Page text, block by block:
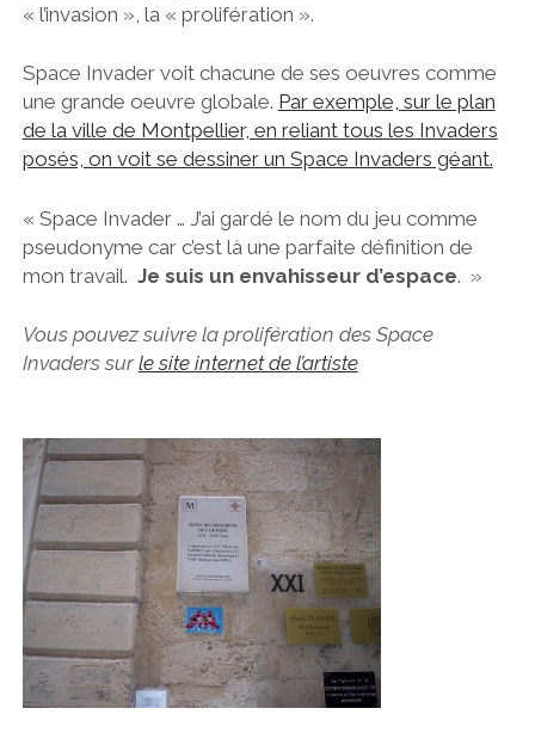
« l’invasion », la « prolifération ».
Space Invader voit chacune de ses oeuvres comme
une grande oeuvre globale. Par exemple, sur le plan
de la ville de Montpellier, en reliant tous les Invaders
posés, on voit se dessiner un Space Invaders géant.
« Space Invader … J’ai gardé le nom du jeu comme
pseudonyme car c’est là une parfaite définition de
mon travail. Je suis un envahisseur d’espace. »
Vous pouvez suivre la prolifération des Space
Invaders surle site internet de l’artiste